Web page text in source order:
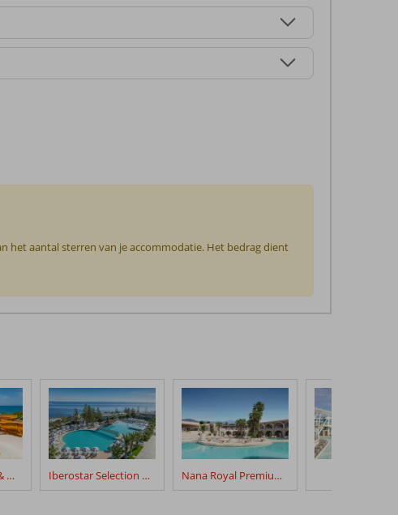
het aantal sterren van je accommodatie. Het bedrag dient
Rethymno Mare & Waterpark Iberostar Selection Creta Marine Nana Royal Premium Resort